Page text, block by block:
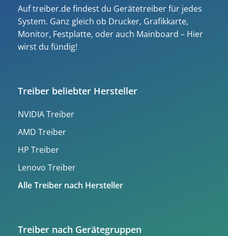
Auf treiber.de findest du Gerätetreiber für jedes
System. Ganz gleich ob Drucker, Grafikkarte,
Monitor, Festplatte, oder auch Mainboard – Hier
wirst du fündig!
Treiber beliebter Hersteller
NVIDIA Treiber
AMD Treiber
HP Treiber
Lenovo Treiber
Alle Treiber nach Hersteller
Treiber nach Gerätegruppen